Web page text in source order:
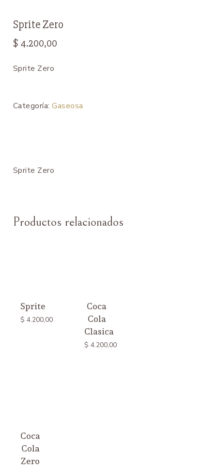
Sprite Zero
$ 4.200,00
Sprite Zero
Categoría:Gaseosa
Sprite Zero
Productos relacionados
Sprite
$ 4.200,00
Coca
Cola
Clasica
$ 4.200,00
Coca
Cola
Zero